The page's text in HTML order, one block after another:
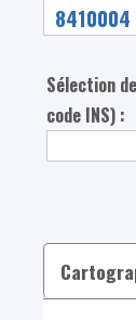
Sélection
code INS) :